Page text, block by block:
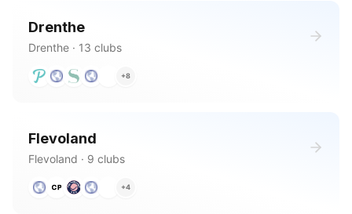
Drenthe
Drenthe · 13 clubs
+8
Flevoland
Flevoland · 9 clubs
+4